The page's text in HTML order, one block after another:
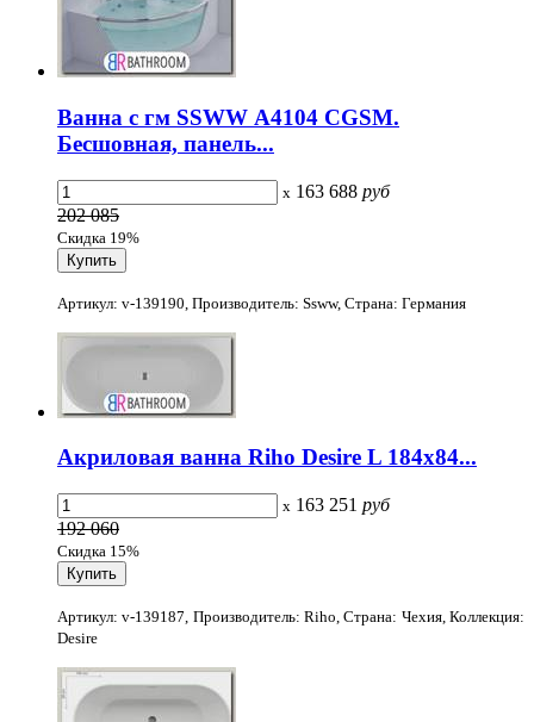
Ванна с гм SSWW А4104 CGSM.
Бесшовная, панель...
x 163 688 руб
202 085
Скидка 19%
Артикул: v-139190, Производитель: Ssww, Страна: Германия
Акриловая ванна Riho Desire L 184х84...
x 163 251 руб
192 060
Скидка 15%
Артикул: v-139187, Производитель: Riho, Страна: Чехия, Коллекция:
Desire